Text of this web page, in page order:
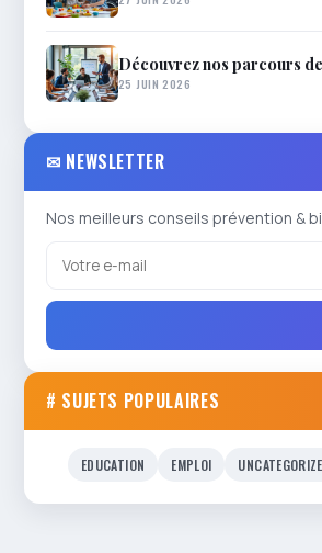
Découvrez nos parcours
25 JUIN 2026
✉ NEWSLETTER
Nos meilleurs conseils prévention &
# SUJETS POPULAIRES
EDUCATION EMPLOI